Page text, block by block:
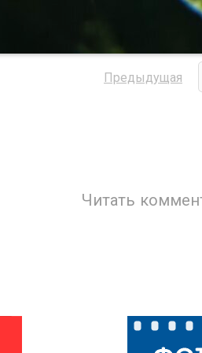
Предыдущая
Читать